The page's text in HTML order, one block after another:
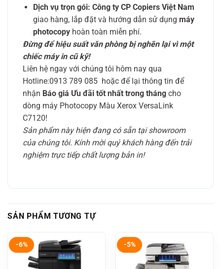
Dịch vụ trọn gói: Công ty CP Copiers Việt Nam
giao hàng, lắp đặt và hướng dẫn sử dụng máy
photocopyhoàn toàn miễn phí.
Đừng để hiệu suất văn phòng bị nghẽn lại vì một
chiếc máy in cũ kỹ!
Liên hệ ngay với chúng tôi hôm nay qua
Hotline:0913 789 085 hoặc để lại thông tin để
nhận Báo giá Ưu đãi tốt nhất trong tháng cho
dòng máy Photocopy Màu Xerox VersaLink
C7120!
Sản phẩm này hiện đang có sẵn tại showroom
của chúng tôi. Kính mời quý khách hàng đến trải
nghiệm trực tiếp chất lượng bản in!
SẢN PHẨM TƯƠNG TỰ
-6% -5%